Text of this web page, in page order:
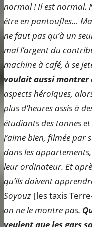
normal ! Il est normal.
être en pantoufles…
ne faut pas qu’à un
mal l’argent du
machine à café, à se
voulait aussi montrer
aspects héroïques,
plus d’heures assis à
étudiants des tonnes
j’aime bien, filmée par
dans les
leur ordinateur. Et
qu’ils doivent
Soyouz [les taxis
on ne le montre pas.